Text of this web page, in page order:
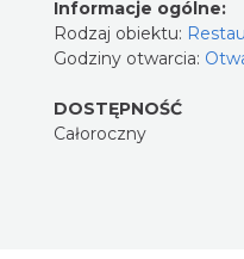
Informacje ogólne:
Rodzaj obiektu:
Godziny otwarcia:
DOSTĘPNOŚĆ
Całoroczny